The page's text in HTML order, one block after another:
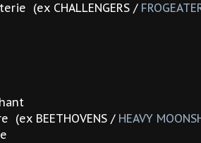
(ex CHALLENGERS /
(ex BEETHOVENS / HEAVY